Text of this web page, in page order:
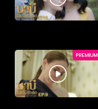
PREMIUM